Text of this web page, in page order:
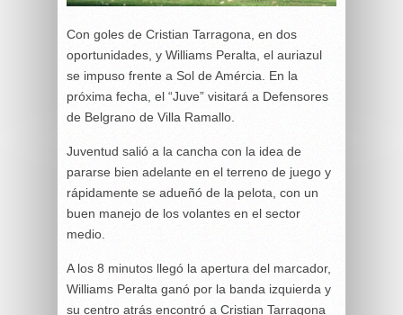
Con goles de Cristian Tarragona, en dos
oportunidades, y Williams Peralta, el auriazul
se impuso frente a Sol de Amércia. En la
próxima fecha, el “Juve” visitará a Defensores
de Belgrano de Villa Ramallo.
Juventud salió a la cancha con la idea de
pararse bien adelante en el terreno de juego y
rápidamente se adueñó de la pelota, con un
buen manejo de los volantes en el sector
medio.
A los 8 minutos llegó la apertura del marcador,
Williams Peralta ganó por la banda izquierda y
su centro atrás encontró a Cristian Tarragona